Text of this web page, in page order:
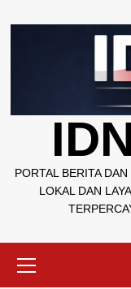
to
PORTAL BERITA
LOKAL DAN
Menu